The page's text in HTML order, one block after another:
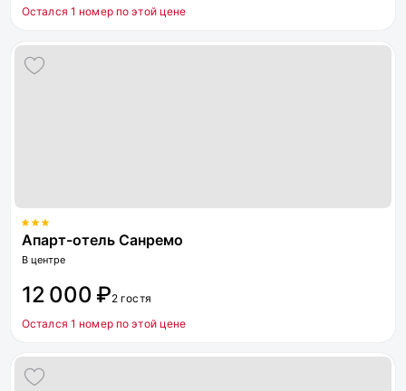
Остался 1 номер по этой цене
Апарт-отель Санремо
В центре
12 000 ₽2 гостя
Остался 1 номер по этой цене